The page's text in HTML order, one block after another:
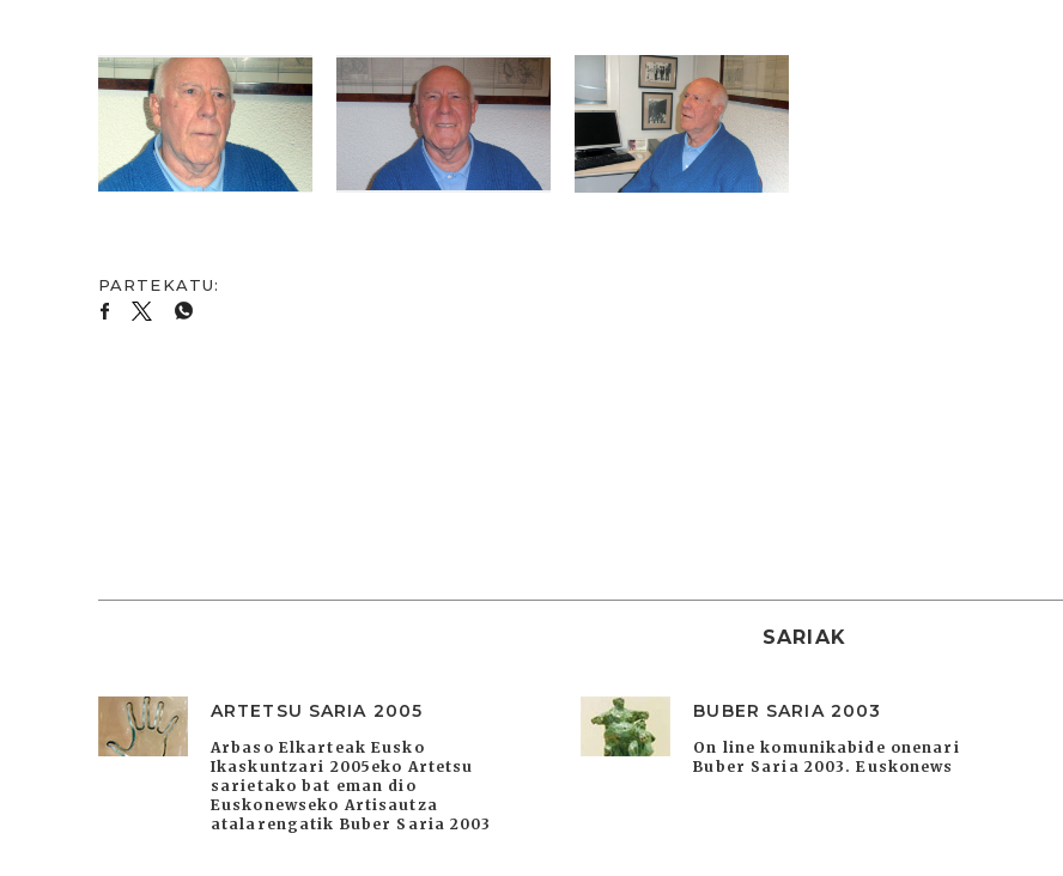
SARIAK
ARTETSU SARIA 2005
Arbaso Elkarteak Eusko
Ikaskuntzari 2005eko Artetsu
sarietako bat eman dio
Euskonewseko Artisautza
atalarengatik Buber Saria 2003
BUBER SARIA 2003
On line komunikabide onenari
Buber Saria 2003. Euskonews